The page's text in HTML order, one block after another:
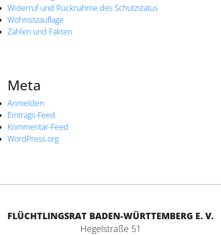
Widerruf und Rücknahme des Schutzstatus
Wohnsitzauflage
Zahlen und Fakten
Meta
Anmelden
Eintrags-Feed
Kommentar-Feed
WordPress.org
FLÜCHTLINGSRAT BADEN-WÜRTTEMBERG E. V.
Hegelstraße 51